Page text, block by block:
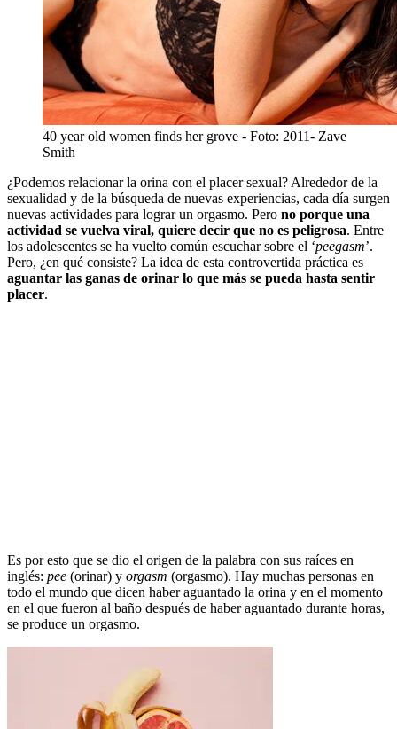
40 year old women finds her grove - Foto: 2011- Zave
Smith
¿Podemos relacionar la orina con el placer sexual? Alrededor de la
sexualidad y de la búsqueda de nuevas experiencias, cada día surgen
nuevas actividades para lograr un orgasmo. Pero no porque una
actividad se vuelva viral, quiere decir que no es peligrosa. Entre
los adolescentes se ha vuelto común escuchar sobre el ‘peegasm’.
Pero, ¿en qué consiste? La idea de esta controvertida práctica es
aguantar las ganas de orinar lo que más se pueda hasta sentir
placer.
Es por esto que se dio el origen de la palabra con sus raíces en
inglés: pee (orinar) y orgasm (orgasmo). Hay muchas personas en
todo el mundo que dicen haber aguantado la orina y en el momento
en el que fueron al baño después de haber aguantado durante horas,
se produce un orgasmo.